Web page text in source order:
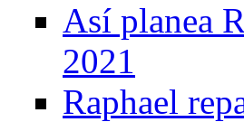
Así planea
2021
Raphael